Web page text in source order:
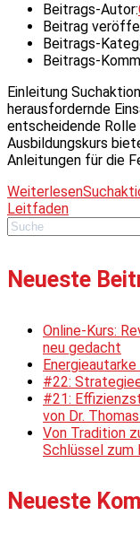
Beitrags-Autor:
Beitrag
Beitrags-
Beitrags-
Einleitung
herausfordernde
entscheidende Rolle
Ausbildungskurs
Anleitungen für die
Weiterlesen
Leitfaden
Neueste
Online-Kurs:
neu gedacht
#22:
#21:
von Dr.
Von Tradition
Schlüssel zum
Neueste